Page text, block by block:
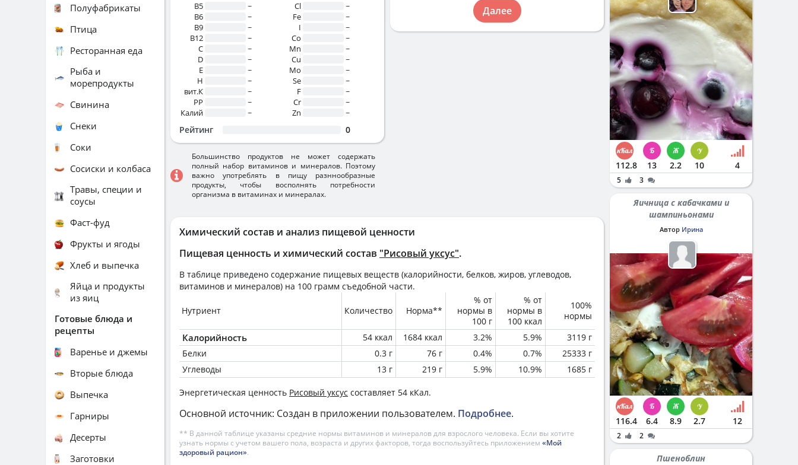
Химический состав и анализ пищевой ценности
Пищевая ценность и химический состав "Рисовый уксус".
В таблице приведено содержание пищевых веществ (калорийности, белков, жиров, углеводов,
витаминов и минералов) на 100 грамм съедобной части.
Нутриент Количество Норма**
% от
нормы в
100 г
% от
нормы в
100 ккал
100%
нормы
Калорийность 54 ккал 1684 ккал 3.2% 5.9%
3119 г
Белки
0.3 г 76 г 0.4% 0.7%
25333 г
Углеводы
13 г 219 г 5.9% 10.9% 1685 г
Энергетическая ценность Рисовый уксус составляет 54 кКал.
Основной источник: Создан в приложении пользователем. Подробнее.
** В данной таблице указаны средние нормы витаминов и минералов для взрослого человека. Если вы хотите
узнать нормы с учетом вашего пола, возраста и других факторов, тогда воспользуйтесь приложением «Мой
здоровый рацион».
B5
~
B6
~
B9
~
B12
~
C
~
D
~
E
~
H
~
вит.К
~
PP
~
Калий
~
Cl
~
Fe
~
I
~
Co
~
Mn
~
Cu
~
Mo
~
Se
~
F
~
Cr
~
Zn
~
Рейтинг 0
Большинство продуктов не может содержать
полный набор витаминов и минералов. Поэтому
важно употреблять в пищу разннообразные
продукты, чтобы восполнять потребности
организма в витаминах и минералах.
Далее
Полуфабрикаты
Птица
Ресторанная еда
Рыба и
морепродукты
Свинина
Снеки
Соки
Сосиски и колбаса
Травы, специи и
соусы
Фаст-фуд
Фрукты и ягоды
Хлеб и выпечка
Яйца и продукты
из яиц
Готовые блюда и
рецепты
Варенье и джемы
Вторые блюда
Выпечка
Гарниры
Десерты
Заготовки
112.8 13 2.2 10 4
5 3
Яичница с кабачками и
шампиньонами
Автор Ирина
116.4 6.4 8.9 2.7 12
2 2
Пшеноблин